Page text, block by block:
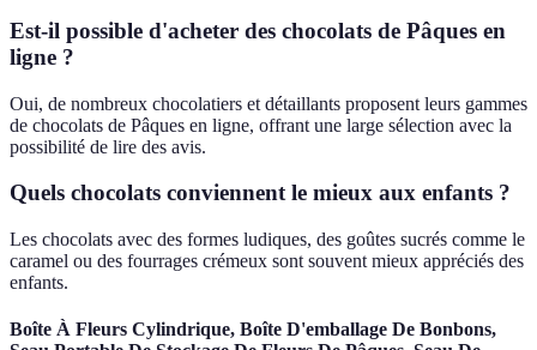
Est-il possible d'acheter des chocolats de Pâques en
ligne ?
Oui, de nombreux chocolatiers et détaillants proposent leurs gammes
de chocolats de Pâques en ligne, offrant une large sélection avec la
possibilité de lire des avis.
Quels chocolats conviennent le mieux aux enfants ?
Les chocolats avec des formes ludiques, des goûtes sucrés comme le
caramel ou des fourrages crémeux sont souvent mieux appréciés des
enfants.
Boîte À Fleurs Cylindrique, Boîte D'emballage De Bonbons,